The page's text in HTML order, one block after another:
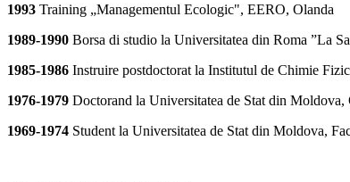
1993 Training „Managementul Ecologic", EERO, Olanda
1989-1990 Borsa di studio la Universitatea din Roma ”La
1985-1986 Instruire postdoctorat la Institutul de Chimie
1976-1979 Doctorand la Universitatea de Stat din Moldova,
1969-1974 Student la Universitatea de Stat din Moldova,